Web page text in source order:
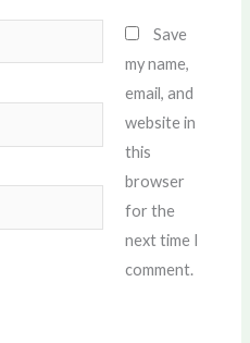
Save
my name,
email, and
website in
this
browser
for the
next time I
comment.